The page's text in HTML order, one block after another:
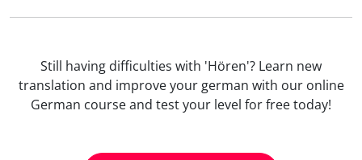
Still having difficulties with 'Hören'? Learn new
translation and improve your german with our online
German course and test your level for free today!